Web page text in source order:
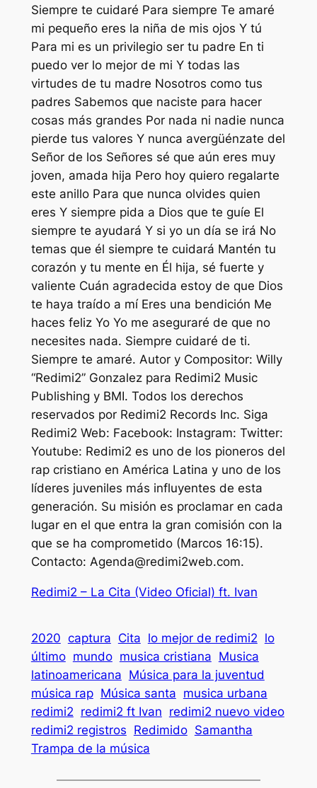
Siempre te cuidaré Para siempre Te amaré
mi pequeño eres la niña de mis ojos Y tú
Para mi es un privilegio ser tu padre En ti
puedo ver lo mejor de mi Y todas las
virtudes de tu madre Nosotros como tus
padres Sabemos que naciste para hacer
cosas más grandes Por nada ni nadie nunca
pierde tus valores Y nunca avergüénzate del
Señor de los Señores sé que aún eres muy
joven, amada hija Pero hoy quiero regalarte
este anillo Para que nunca olvides quien
eres Y siempre pida a Dios que te guíe El
siempre te ayudará Y si yo un día se irá No
temas que él siempre te cuidará Mantén tu
corazón y tu mente en Él hija, sé fuerte y
valiente Cuán agradecida estoy de que Dios
te haya traído a mí Eres una bendición Me
haces feliz Yo Yo me aseguraré de que no
necesites nada. Siempre cuidaré de ti.
Siempre te amaré. Autor y Compositor: Willy
“Redimi2” Gonzalez para Redimi2 Music
Publishing y BMI. Todos los derechos
reservados por Redimi2 Records Inc. Siga
Redimi2 Web: Facebook: Instagram: Twitter:
Youtube: Redimi2 es uno de los pioneros del
rap cristiano en América Latina y uno de los
líderes juveniles más influyentes de esta
generación. Su misión es proclamar en cada
lugar en el que entra la gran comisión con la
que se ha comprometido (Marcos 16:15).
Contacto: Agenda@redimi2web.com.
Redimi2 – La Cita (Video Oficial) ft. Ivan
2020 captura Cita lo mejor de redimi2 lo
último mundo musica cristiana Musica
latinoamericana Música para la juventud
música rap Música santa musica urbana
redimi2 redimi2 ft Ivan redimi2 nuevo video
redimi2 registros Redimido Samantha
Trampa de la música